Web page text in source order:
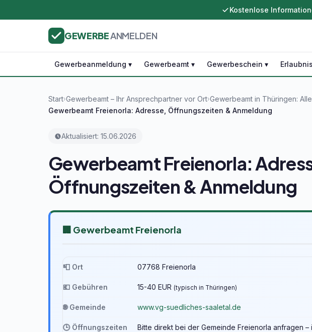
Kostenlose
GEWERBEANMELDEN
Gewerbeanmeldung ▾ Gewerbeamt ▾ Gewerbeschein ▾
Start›Gewerbeamt – Ihr Ansprechpartner vor Ort›Gewerbeamt in Thüringen:
Gewerbeamt Freienorla: Adresse, Öffnungszeiten & Anmeldung
Aktualisiert: 15.06.2026
Gewerbeamt Freienorla:
Öffnungszeiten & Anmeldung
🏢 Gewerbeamt Freienorla
📮 Ort 07768 Freienorla
💶 Gebühren 15-40 EUR (typisch in Thüringen)
🌐 Gemeinde www.vg-suedliches-saaletal.de
🕒 Öffnungszeiten Bitte direkt bei der Gemeinde Freienorla anfragen –